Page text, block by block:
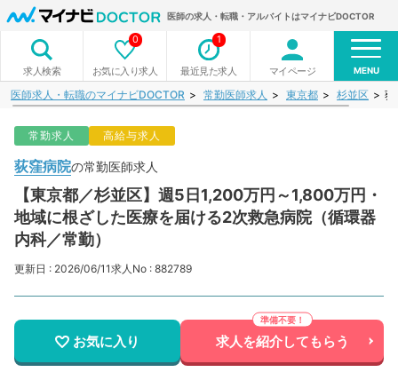
医師の求人・転職・アルバイトはマイナビDOCTOR
求人検索 お気に入り求人
0
最近見た求人
1
マイページ MENU
医師求人・転職のマイナビDOCTOR 常勤医師求人 東京都 杉並区 荻
常勤求人 高給与求人
荻窪病院の常勤医師求人
【東京都／杉並区】週5日1,200万円～1,800万円・
地域に根ざした医療を届ける2次救急病院（循環器
内科／常勤）
更新日 : 2026/06/11求人No : 882789
お気に入り 求人を紹介してもらう